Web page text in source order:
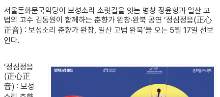
서울돈화문국악당이 보성소리 소릿길을 잇는 명창 정윤형과 일산 고
법의 고수 김동원이 함께하는 춘향가 완창·완북 공연 ‘정심정음(正心
正音) : 보성소리 춘향가 완창, 일산 고법 완북’을 오는 5월 17일 선보
인다.
‘정심정음
(正心正
音) : 보성